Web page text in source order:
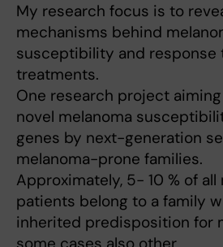
My research focus is to
mechanisms behind
susceptibility and response
treatments.
One research project
novel melanoma
genes by next-generation
melanoma-prone families.
Approximately, 5- 10 % of all
patients belong to a family
inherited predisposition for